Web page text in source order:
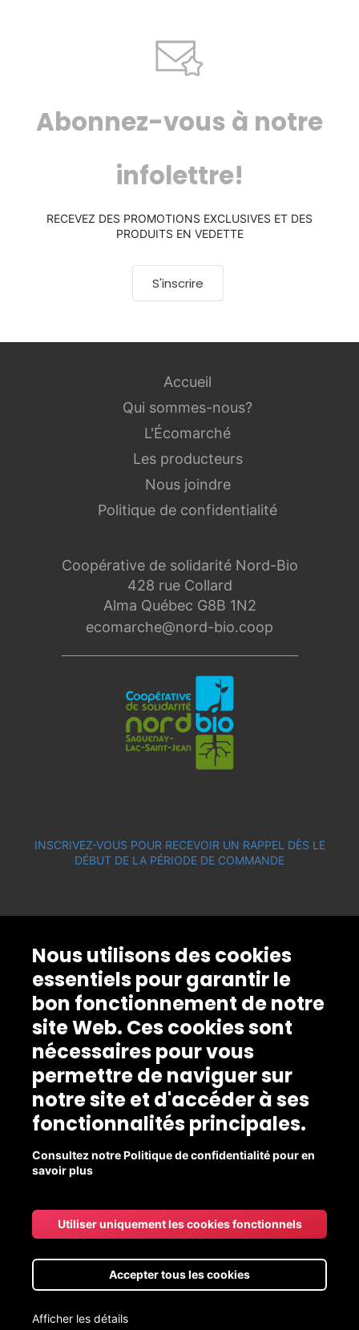
Abonnez-vous à notre
infolettre!
RECEVEZ DES PROMOTIONS EXCLUSIVES ET DES
PRODUITS EN VEDETTE
S'inscrire
Coopérative de solidarité Nord-Bio
428 rue Collard
Alma Québec G8B 1N2
ecomarche@nord-bio.coop
Accueil
Qui sommes-nous?
L'Écomarché
Les producteurs
Nous joindre
Politique de confidentialité
INSCRIVEZ-VOUS POUR RECEVOIR UN RAPPEL DÈS LE
DÉBUT DE LA PÉRIODE DE COMMANDE
Nous utilisons des cookies
essentiels pour garantir le
bon fonctionnement de notre
site Web. Ces cookies sont
nécessaires pour vous
permettre de naviguer sur
notre site et d'accéder à ses
fonctionnalités principales.
Consultez notre Politique de confidentialité pour en
savoir plus
Utiliser uniquement les cookies fonctionnels
Accepter tous les cookies
Afficher les détails